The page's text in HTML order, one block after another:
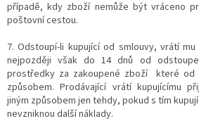
případě, kdy zboží nemůže být vráceno
poštovní cestou.
7. Odstoupí-li kupující od smlouvy, vrátí
nejpozději však do 14 dnů od
prostředky za zakoupené zboží které od
způsobem. Prodávající vrátí kupujícímu
jiným způsobem jen tehdy, pokud s tím
nevzniknou další náklady.